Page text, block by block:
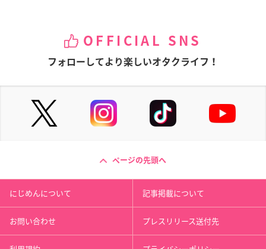
OFFICIAL SNS
フォローしてより楽しいオタクライフ！
ページの先頭へ
にじめんについて 記事掲載について
お問い合わせ プレスリリース送付先